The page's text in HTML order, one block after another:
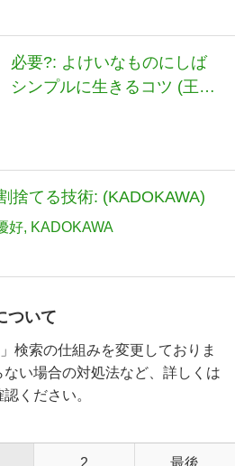
必要?: よけいなものにしば
シンプルに生きるコツ (王様
捨てる技術: (KADOKAWA)
好 KADOKAWA
ついて
検索の仕組みを変更しておりま
い場合の対処法など、詳しくは
ください。
2 最後